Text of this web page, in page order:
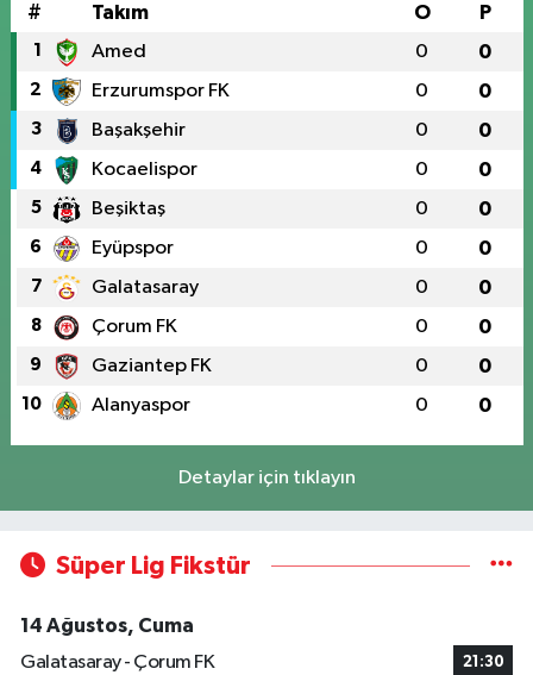
# Takım O P
1 Amed 0 0
2 Erzurumspor FK 0 0
3 Başakşehir 0 0
4 Kocaelispor 0 0
5 Beşiktaş 0 0
6 Eyüpspor 0 0
7 Galatasaray 0 0
8 Çorum FK 0 0
9 Gaziantep FK 0 0
10 Alanyaspor 0 0
Detaylar için tıklayın
Süper Lig Fikstür
14 Ağustos, Cuma
Galatasaray - Çorum FK
21:30